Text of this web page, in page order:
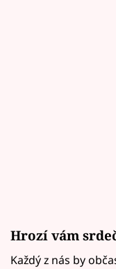
Hrozí vám
Každý z nás by